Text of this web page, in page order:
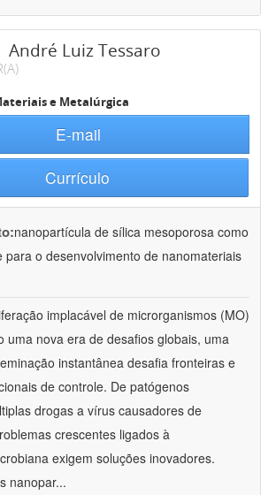
André Luiz Tessaro
e Metalúrgica
E-mail
Currículo
nanopartícula de sílica mesoporosa como
para o desenvolvimento de nanomateriais
implacável de microrganismos (MO)
uma nova era de desafios globais, uma
instantânea desafia fronteiras e
de controle. De patógenos
drogas a vírus causadores de
crescentes ligados à
exigem soluções inovadores.
nanopar...